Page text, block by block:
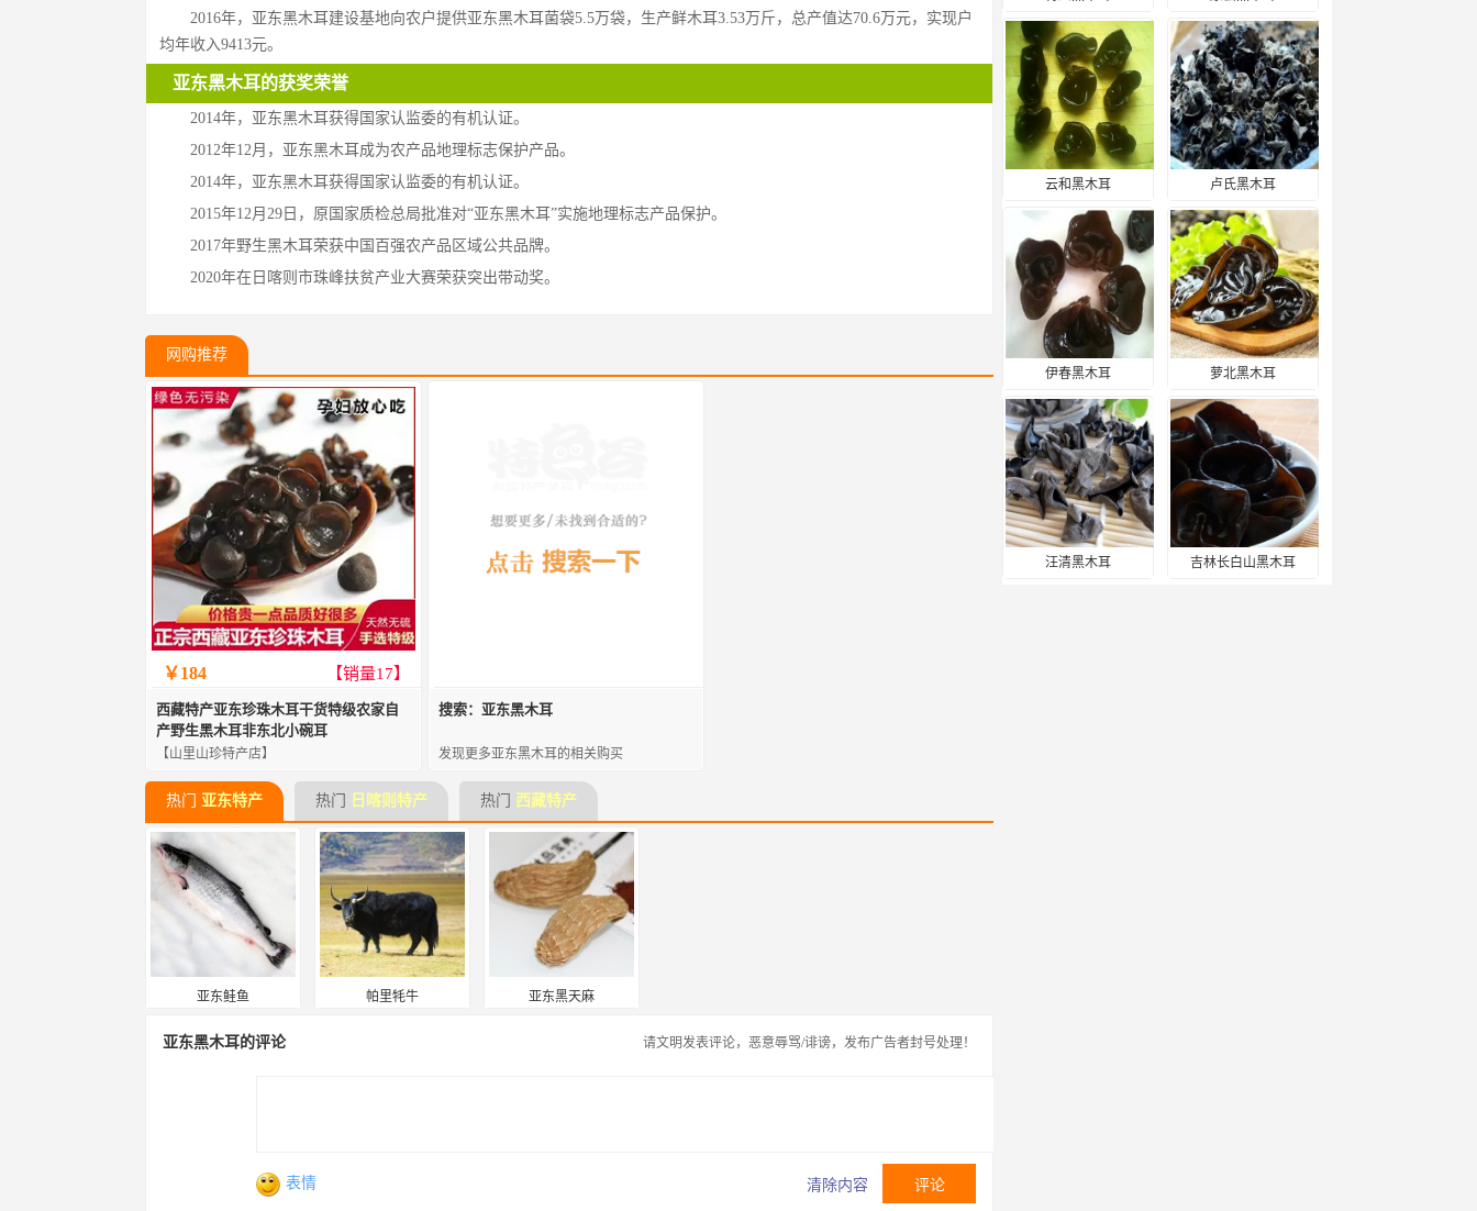
2016年，亚东黑木耳建设基地向农户提供亚东黑木耳菌袋5.5万袋，生产鲜木耳3.53万斤，总产值达70.6万元，实现户
均年收入9413元。
亚东黑木耳的获奖荣誉
2014年，亚东黑木耳获得国家认监委的有机认证。
2012年12月，亚东黑木耳成为农产品地理标志保护产品。
2014年，亚东黑木耳获得国家认监委的有机认证。
2015年12月29日，原国家质检总局批准对“亚东黑木耳”实施地理标志产品保护。
2017年野生黑木耳荣获中国百强农产品区域公共品牌。
2020年在日喀则市珠峰扶贫产业大赛荣获突出带动奖。
网购推荐
￥184 【销量17】
西藏特产亚东珍珠木耳干货特级农家自
产野生黑木耳非东北小碗耳
【山里山珍特产店】
搜索：亚东黑木耳
发现更多亚东黑木耳的相关购买
热门 亚东特产 热门 日喀则特产 热门 西藏特产
亚东鲑鱼 帕里牦牛 亚东黑天麻
亚东黑木耳的评论 请文明发表评论，恶意辱骂/诽谤，发布广告者封号处理！
清除内容
表情
云和黑木耳 卢氏黑木耳
伊春黑木耳 萝北黑木耳
汪清黑木耳 吉林长白山黑木耳